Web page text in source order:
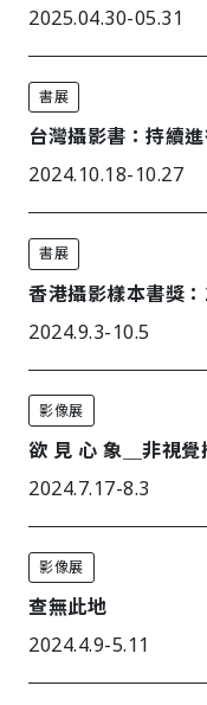
2025.04.30-05.31
書展
台灣攝影書：持續
2024.10.18-10.27
書展
香港攝影樣本書獎
2024.9.3-10.5
影像展
欲 見 心 象＿非視
2024.7.17-8.3
影像展
查無此地
2024.4.9-5.11